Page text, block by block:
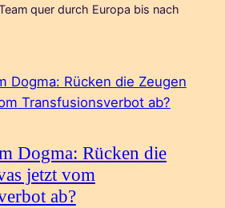
quer durch Europa bis nach
Dogma: Rücken die
jetzt vom
ab?